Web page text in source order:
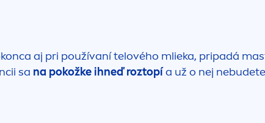
aj pri používaní telového mlieka, pripadá
sa na pokožke ihneď roztopía už o nej